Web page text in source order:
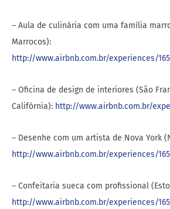
– Aula de culinária com uma família
Marrocos):
http://www.airbnb.com.br/experiences/
– Oficina de design de interiores (São
Califórnia): http://www.airbnb.com.br/
– Desenhe com um artista de Nova York
http://www.airbnb.com.br/experiences/
– Confeitaria sueca com profissional
http://www.airbnb.com.br/experiences/